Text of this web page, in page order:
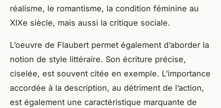
réalisme, le romantisme, la condition féminine au
XIXe siècle, mais aussi la critique sociale.
L’oeuvre de Flaubert permet également d’aborder la
notion de style littéraire. Son écriture précise,
ciselée, est souvent citée en exemple. L’importance
accordée à la description, au détriment de l’action,
est également une caractéristique marquante de